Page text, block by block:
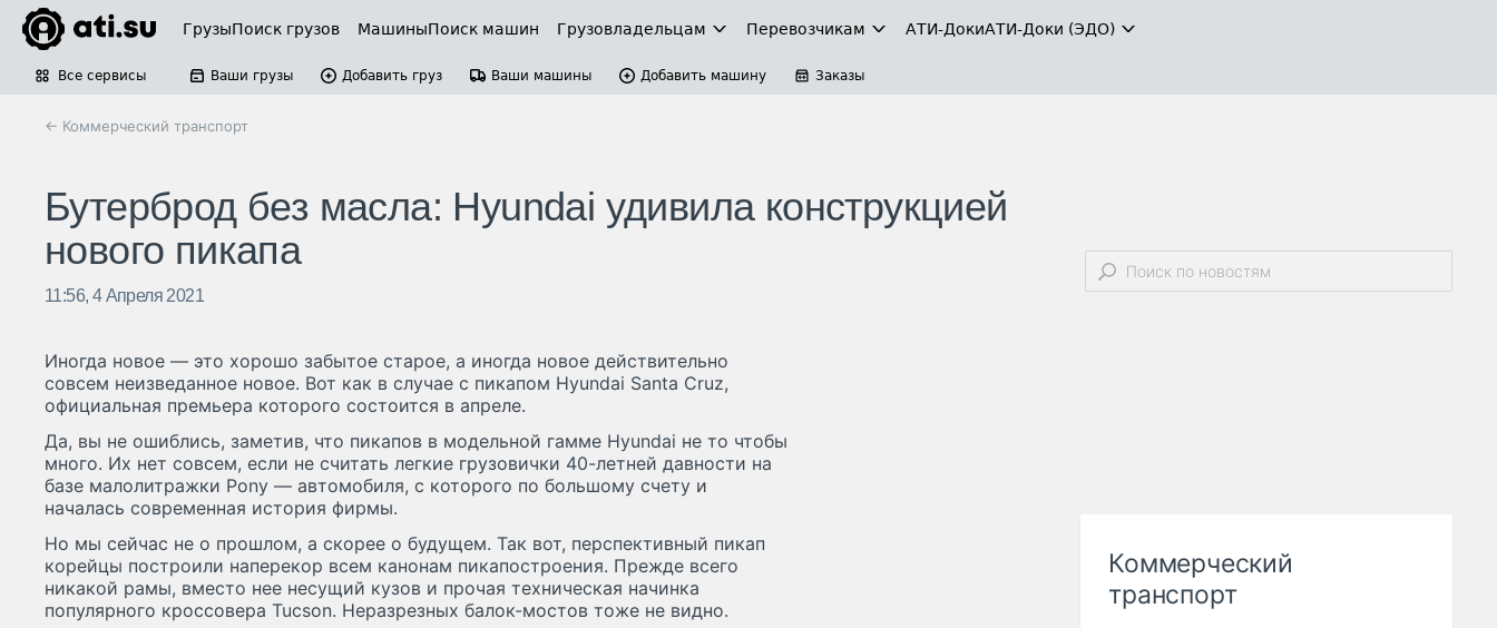
ГрузыПоиск грузов МашиныПоиск машин Грузовладельцам Перевозчикам АТИ-ДокиАТИ-Доки (ЭДО)
Все сервисы Ваши грузы Добавить груз Ваши машины Добавить машину Заказы
← Коммерческий транспорт
Бутерброд без масла: Hyundai удивила конструкцией
нового пикапа
11:56, 4 Апреля 2021
Иногда новое — это хорошо забытое старое, а иногда новое действительно
совсем неизведанное новое. Вот как в случае с пикапом Hyundai Santa Cruz,
официальная премьера которого состоится в апреле.
Да, вы не ошиблись, заметив, что пикапов в модельной гамме Hyundai не то чтобы
много. Их нет совсем, если не считать легкие грузовички 40-летней давности на
базе малолитражки Pony — автомобиля, с которого по большому счету и
началась современная история фирмы.
Но мы сейчас не о прошлом, а скорее о будущем. Так вот, перспективный пикап
корейцы построили наперекор всем канонам пикапостроения. Прежде всего
никакой рамы, вместо нее несущий кузов и прочая техническая начинка
популярного кроссовера Tucson. Неразрезных балок-мостов тоже не видно.
Коммерческий
транспорт